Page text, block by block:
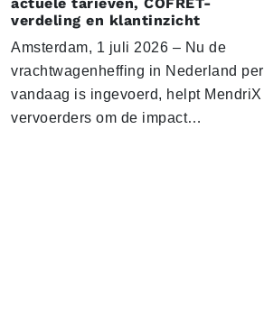
verdeling en klantinzicht
Amsterdam, 1 juli 2026 – Nu de
vrachtwagenheffing in Nederland per
vandaag is ingevoerd, helpt MendriX
vervoerders om de impact…